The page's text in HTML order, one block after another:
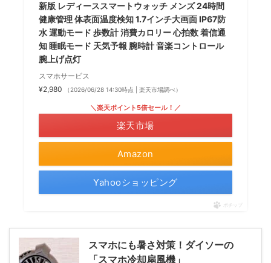
新版 レディーススマートウォッチ メンズ 24時間
健康管理 体表面温度検知 1.7インチ大画面 IP67防
水 運動モード 歩数計 消費カロリー 心拍数 着信通
知 睡眠モード 天気予報 腕時計 音楽コントロール
腕上げ点灯
スマホサービス
¥2,980
（2026/06/28 14:30時点 | 楽天市場調べ）
Amazon
＼楽天ポイント5倍セール！／
楽天市場
Yahooショッピング
ポチップ
スマホにも暑さ対策！ダイソーの
「スマホ冷却扇風機」